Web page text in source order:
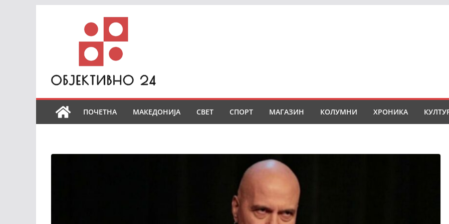
ПОЧЕТНА МАКЕДОНИЈА СВЕТ СПОРТ МАГАЗИН КОЛУМНИ ХРОНИКА